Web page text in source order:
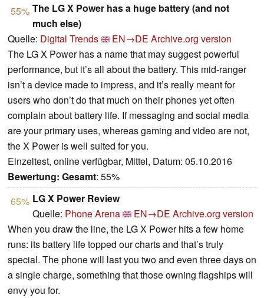
55% The LG X Power has a huge battery (and not
much else)
Quelle: Digital Trends EN→DE Archive.org version
The LG X Power has a name that may suggest powerful
performance, but it’s all about the battery. This mid-ranger
isn’t a device made to impress, and it’s really meant for
users who don’t do that much on their phones yet often
complain about battery life. If messaging and social media
are your primary uses, whereas gaming and video are not,
the X Power is well suited for you.
Einzeltest, online verfügbar, Mittel, Datum: 05.10.2016
Bewertung: Gesamt: 55%
65% LG X Power Review
Quelle: Phone Arena EN→DE Archive.org version
When you draw the line, the LG X Power hits a few home
runs: its battery life topped our charts and that’s truly
special. The phone will last you two and even three days on
a single charge, something that those owning flagships will
envy you for.